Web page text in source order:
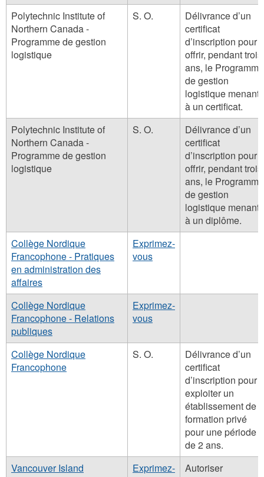
Polytechnic Institute of
Northern Canada -
Programme de gestion
logistique
S. O.
Délivrance d’un
certificat
d’inscription pour
offrir, pendant trois
ans, le Programme
de gestion
logistique menant
à un certificat.
Polytechnic Institute of
Northern Canada -
Programme de gestion
logistique
S. O.
Délivrance d’un
certificat
d’inscription pour
offrir, pendant trois
ans, le Programme
de gestion
logistique menant
à un diplôme.
Collège Nordique
Francophone - Pratiques
en administration des
affaires
Exprimez-
vous
Collège Nordique
Francophone - Relations
publiques
Exprimez-
vous
Collège Nordique
Francophone
S. O.
Délivrance d’un
certificat
d’inscription pour
exploiter un
établissement de
formation privé
pour une période
de 2 ans.
Vancouver Island
Exprimez-
Autoriser